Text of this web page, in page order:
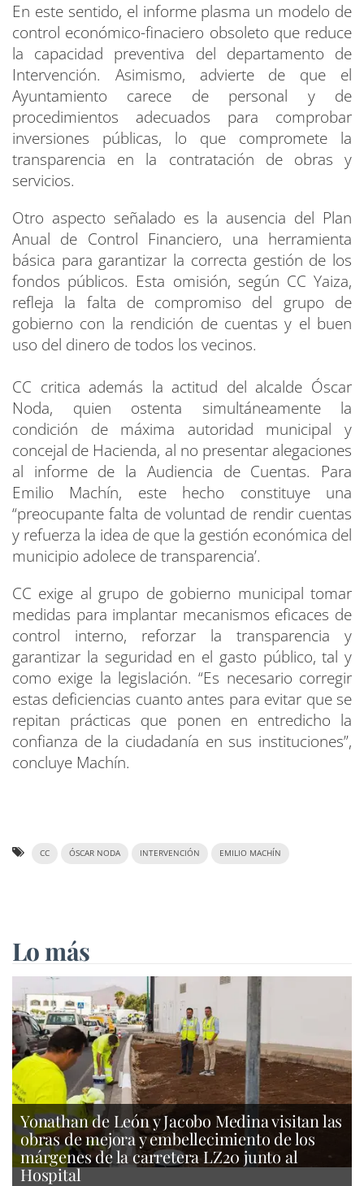
En este sentido, el informe plasma un modelo de
control económico-finaciero obsoleto que reduce
la capacidad preventiva del departamento de
Intervención. Asimismo, advierte de que el
Ayuntamiento carece de personal y de
procedimientos adecuados para comprobar
inversiones públicas, lo que compromete la
transparencia en la contratación de obras y
servicios.
Otro aspecto señalado es la ausencia del Plan
Anual de Control Financiero, una herramienta
básica para garantizar la correcta gestión de los
fondos públicos. Esta omisión, según CC Yaiza,
refleja la falta de compromiso del grupo de
gobierno con la rendición de cuentas y el buen
uso del dinero de todos los vecinos.
CC critica además la actitud del alcalde Óscar
Noda, quien ostenta simultáneamente la
condición de máxima autoridad municipal y
concejal de Hacienda, al no presentar alegaciones
al informe de la Audiencia de Cuentas. Para
Emilio Machín, este hecho constituye una
“preocupante falta de voluntad de rendir cuentas
y refuerza la idea de que la gestión económica del
municipio adolece de transparencia’.
CC exige al grupo de gobierno municipal tomar
medidas para implantar mecanismos eficaces de
control interno, reforzar la transparencia y
garantizar la seguridad en el gasto público, tal y
como exige la legislación. “Es necesario corregir
estas deficiencias cuanto antes para evitar que se
repitan prácticas que ponen en entredicho la
confianza de la ciudadanía en sus instituciones”,
concluye Machín.
CC ÓSCAR NODA INTERVENCIÓN EMILIO MACHÍN
Lo más
Yonathan de León y Jacobo Medina visitan las
obras de mejora y embellecimiento de los
márgenes de la carretera LZ20 junto al
Hospital